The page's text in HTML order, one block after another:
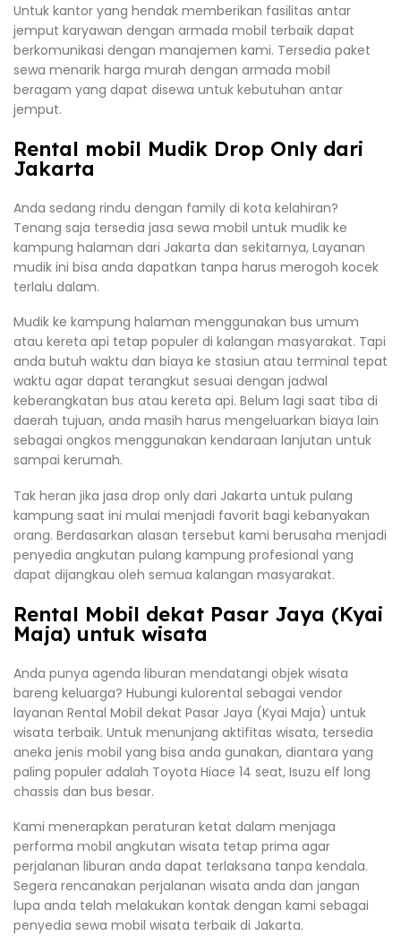
Untuk kantor yang hendak memberikan fasilitas antar
jemput karyawan dengan armada mobil terbaik dapat
berkomunikasi dengan manajemen kami. Tersedia paket
sewa menarik harga murah dengan armada mobil
beragam yang dapat disewa untuk kebutuhan antar
jemput.
Rental mobil Mudik Drop Only dari
Jakarta
Anda sedang rindu dengan family di kota kelahiran?
Tenang saja tersedia jasa sewa mobil untuk mudik ke
kampung halaman dari Jakarta dan sekitarnya, Layanan
mudik ini bisa anda dapatkan tanpa harus merogoh kocek
terlalu dalam.
Mudik ke kampung halaman menggunakan bus umum
atau kereta api tetap populer di kalangan masyarakat. Tapi
anda butuh waktu dan biaya ke stasiun atau terminal tepat
waktu agar dapat terangkut sesuai dengan jadwal
keberangkatan bus atau kereta api. Belum lagi saat tiba di
daerah tujuan, anda masih harus mengeluarkan biaya lain
sebagai ongkos menggunakan kendaraan lanjutan untuk
sampai kerumah.
Tak heran jika jasa drop only dari Jakarta untuk pulang
kampung saat ini mulai menjadi favorit bagi kebanyakan
orang. Berdasarkan alasan tersebut kami berusaha menjadi
penyedia angkutan pulang kampung profesional yang
dapat dijangkau oleh semua kalangan masyarakat.
Rental Mobil dekat Pasar Jaya (Kyai
Maja) untuk wisata
Anda punya agenda liburan mendatangi objek wisata
bareng keluarga? Hubungi kulorental sebagai vendor
layanan Rental Mobil dekat Pasar Jaya (Kyai Maja) untuk
wisata terbaik. Untuk menunjang aktifitas wisata, tersedia
aneka jenis mobil yang bisa anda gunakan, diantara yang
paling populer adalah Toyota Hiace 14 seat, Isuzu elf long
chassis dan bus besar.
Kami menerapkan peraturan ketat dalam menjaga
performa mobil angkutan wisata tetap prima agar
perjalanan liburan anda dapat terlaksana tanpa kendala.
Segera rencanakan perjalanan wisata anda dan jangan
lupa anda telah melakukan kontak dengan kami sebagai
penyedia sewa mobil wisata terbaik di Jakarta.